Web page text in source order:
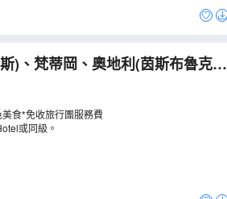
)、梵蒂岡、奧地利(茵斯布魯克、
團 【全包價】
食*免收旅行團服務費
或同級。